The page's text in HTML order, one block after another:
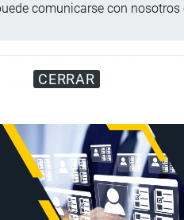
comunicarse con nosotros
CERRAR
a marrón oscuro.
polipropileno de 25 kg.